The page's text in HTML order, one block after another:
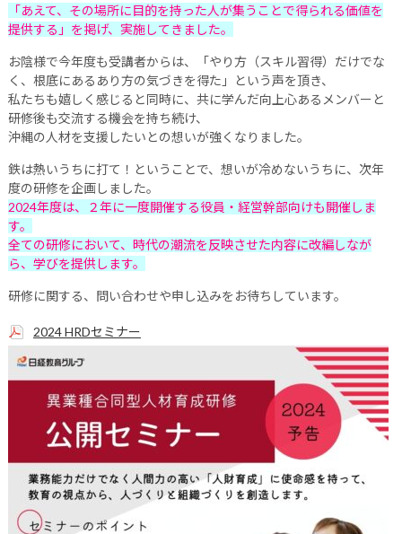
「あえて、その場所に目的を持った人が集うことで得られる価値を
提供する」を掲げ、実施してきました。
お陰様で今年度も受講者からは、「やり方（スキル習得）だけでな
く、根底にあるあり方の気づきを得た」という声を頂き、
私たちも嬉しく感じると同時に、共に学んだ向上心あるメンバーと
研修後も交流する機会を持ち続け、
沖縄の人材を支援したいとの想いが強くなりました。
鉄は熱いうちに打て！ということで、想いが冷めないうちに、次年
度の研修を企画しました。
2024年度は、２年に一度開催する役員・経営幹部向けも開催しま
す。
全ての研修において、時代の潮流を反映させた内容に改編しなが
ら、学びを提供します。
研修に関する、問い合わせや申し込みをお待ちしています。
2024 HRDセミナー